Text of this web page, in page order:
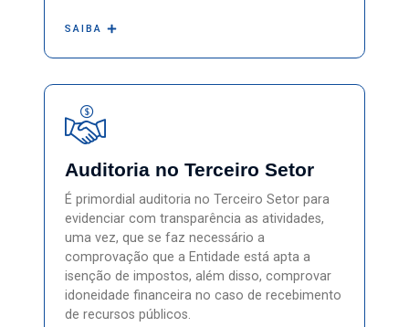
SAIBA
Auditoria no Terceiro Setor
É primordial auditoria no Terceiro Setor para
evidenciar com transparência as atividades,
uma vez, que se faz necessário a
comprovação que a Entidade está apta a
isenção de impostos, além disso, comprovar
idoneidade financeira no caso de recebimento
de recursos públicos.